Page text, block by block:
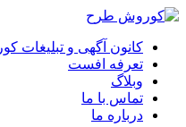
کانون آگهی و تبلیغات
تعرفه افست
وبلاگ
تماس با ما
درباره ما